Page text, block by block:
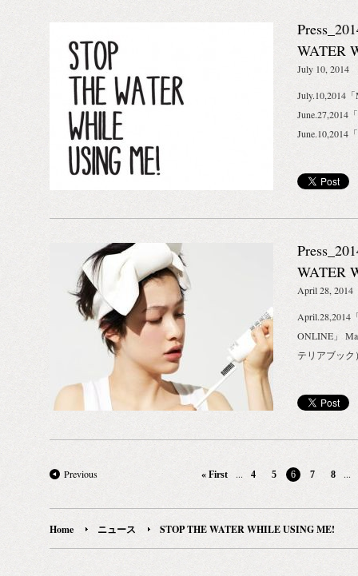
つ。 全成分
ラウリン酸
ーモンド油*
ル、ヒマワ
ル、トコフ
リ種子油不け
油、フウセ
ーズマリー
成分 STOP
［お問合せ先
フォーム：
口の水を止め
こそ安全な
ンタルケアで
てください
ト） 発売日
1,200円（税
派ハミガキ
化し、海塩
しい爽やか
に歯本来の、
分：ソルビト
掃剤）、炭
ン酸２Ｎａ（
（発泡剤）
（清涼剤）
水（清涼剤
（保湿剤）*
YOUR
4.4.6, higashi
世界に横た
いと思い、私
ださい。 ブ
イン賞を総
とデザイン
のか、ちょ
けてみると
き、いまで
のご家庭の洗
ランドにまで
ルもの水がセ
には想像も
返し、という
2014年3月「
しました。
ている人たち
ブランド創
安全な水に
人いるとも
なんて、ほん
す。小さな行
を起こすこと
目の前にある
霧（きり）
WATER
July 10, 2014
July.10,2014
June.27,2014
June.10,2014
WATER
April 28, 2014
April.28,2014
ONLINE」
テリアブック
Previous « First ... 4 5 6 7 8 ...
Home ニュース STOP THE WATER WHILE USING ME!